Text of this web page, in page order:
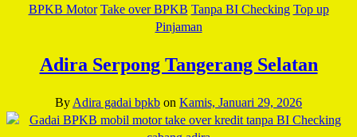
BPKB Motor Take over BPKB Tanpa BI Checking Top up
Pinjaman
Adira Serpong Tangerang Selatan
By Adira gadai bpkb on Kamis, Januari 29, 2026